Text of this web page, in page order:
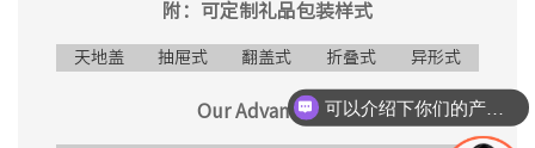
附：可定制礼品包装样式
天地盖 抽屉式 翻盖式 折叠式 异形式
Our Advantages 可以介绍下你们的产品么